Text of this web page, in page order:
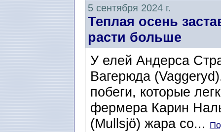
5 сентября 2024 г.
Теплая осень
расти больше
У елей Андерса
Вагерюда
побеги, которые
фермера Карин
(Mullsjö) жара со...